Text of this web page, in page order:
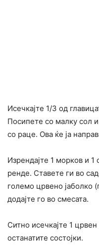
Исечкајте 1/3 од
Посипете со малку сол
со раце. Ова ќе ја
Изрендајте 1 морков и
ренде. Ставете ги во
големо црвено јаболко
додајте го во смесата.
Ситно исечкајте 1
останатите состојки.